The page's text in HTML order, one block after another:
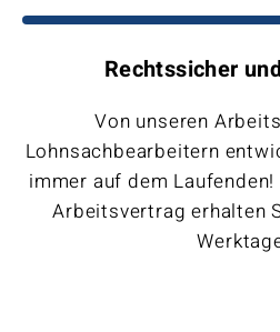
Rechtssicher
Von unseren
Lohnsachbearbeitern
immer auf dem
Arbeitsvertrag erhalten